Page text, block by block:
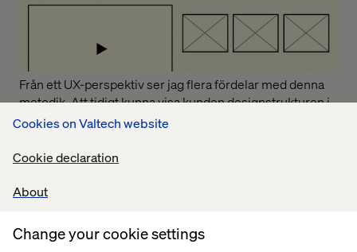
Cookies on Valtech website
Cookie declaration
About
Change your cookie settings
Från ett UX-perspektiv ser jag flera fördelar med denna
metodik. Att tidigt kunna visa kunden designstrukturen i
önskad device. Att lättare kunna diskutera designen med
tänka i form av system. Och om man gör
uppdatera. Istället uppdaterar man koden, som slår